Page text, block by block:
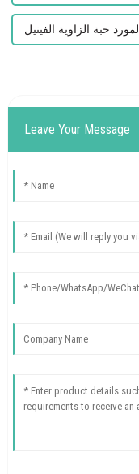
المورد حبة الزاوية الفينيل
Leave Your Message